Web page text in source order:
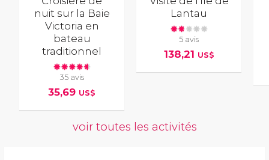
nuit sur la Baie
Victoria en
bateau
traditionnel
35 avis
35,69 US$
Lantau
5 avis
138,21 US$
voir toutes les activités